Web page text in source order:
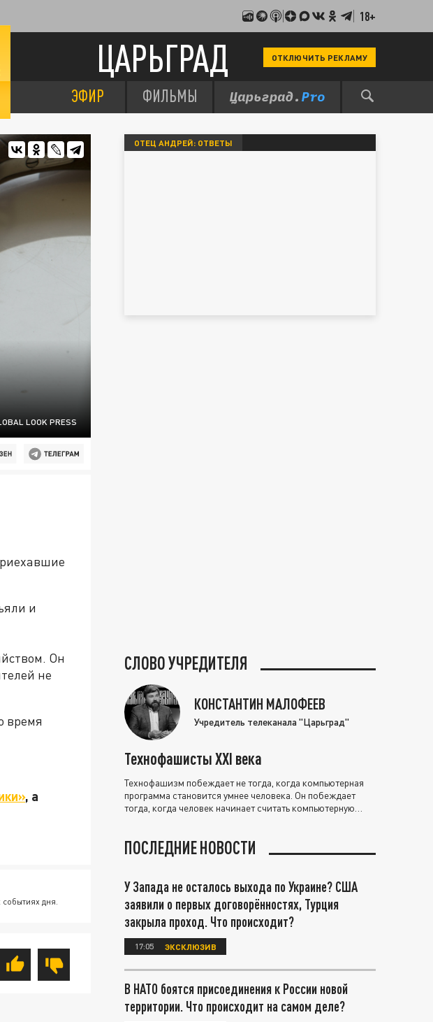
18+
ЦАРЬГРАД ОТКЛЮЧИТЬ РЕКЛАМУ
ЭФИР ФИЛЬМЫ
LOOK PRESS
и
Он
не
время
, а
дня.
ОТЕЦ АНДРЕЙ: ОТВЕТЫ
СЛОВО УЧРЕДИТЕЛЯ
КОНСТАНТИН МАЛОФЕЕВ
Учредитель телеканала "Царьград"
Технофашисты XXI века
Технофашизм побеждает не тогда, когда компьютерная
программа становится умнее человека. Он побеждает
тогда, когда человек начинает считать компьютерную
ПОСЛЕДНИЕ НОВОСТИ
У Запада не осталось выхода по Украине? США
заявили о первых договорённостях, Турция
закрыла проход. Что происходит?
17:05 ЭКСКЛЮЗИВ
В НАТО боятся присоединения к России новой
территории. Что происходит на самом деле?